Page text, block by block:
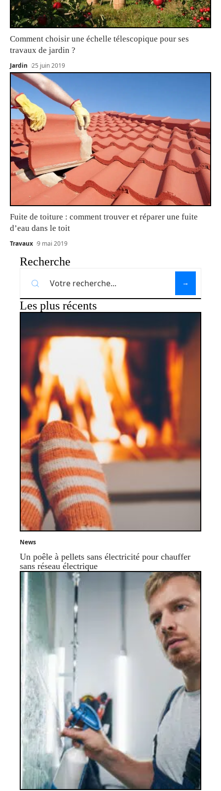
Comment choisir une échelle télescopique pour ses
travaux de jardin ?
Jardin 25 juin 2019
Fuite de toiture : comment trouver et réparer une fuite
d’eau dans le toit
Travaux 9 mai 2019
Recherche
Les plus récents
News
Un poêle à pellets sans électricité pour chauffer
sans réseau électrique